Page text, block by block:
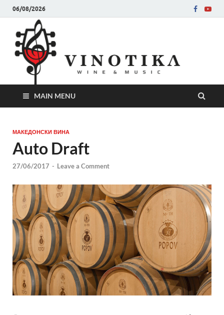
06/08/2026
MAIN MENU
МАКЕДОНСКИ ВИНА
Auto Draft
27/06/2017 - Leave a Comment